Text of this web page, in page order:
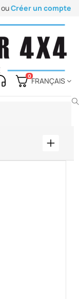
ouCréer un compte
0
FRANÇAIS